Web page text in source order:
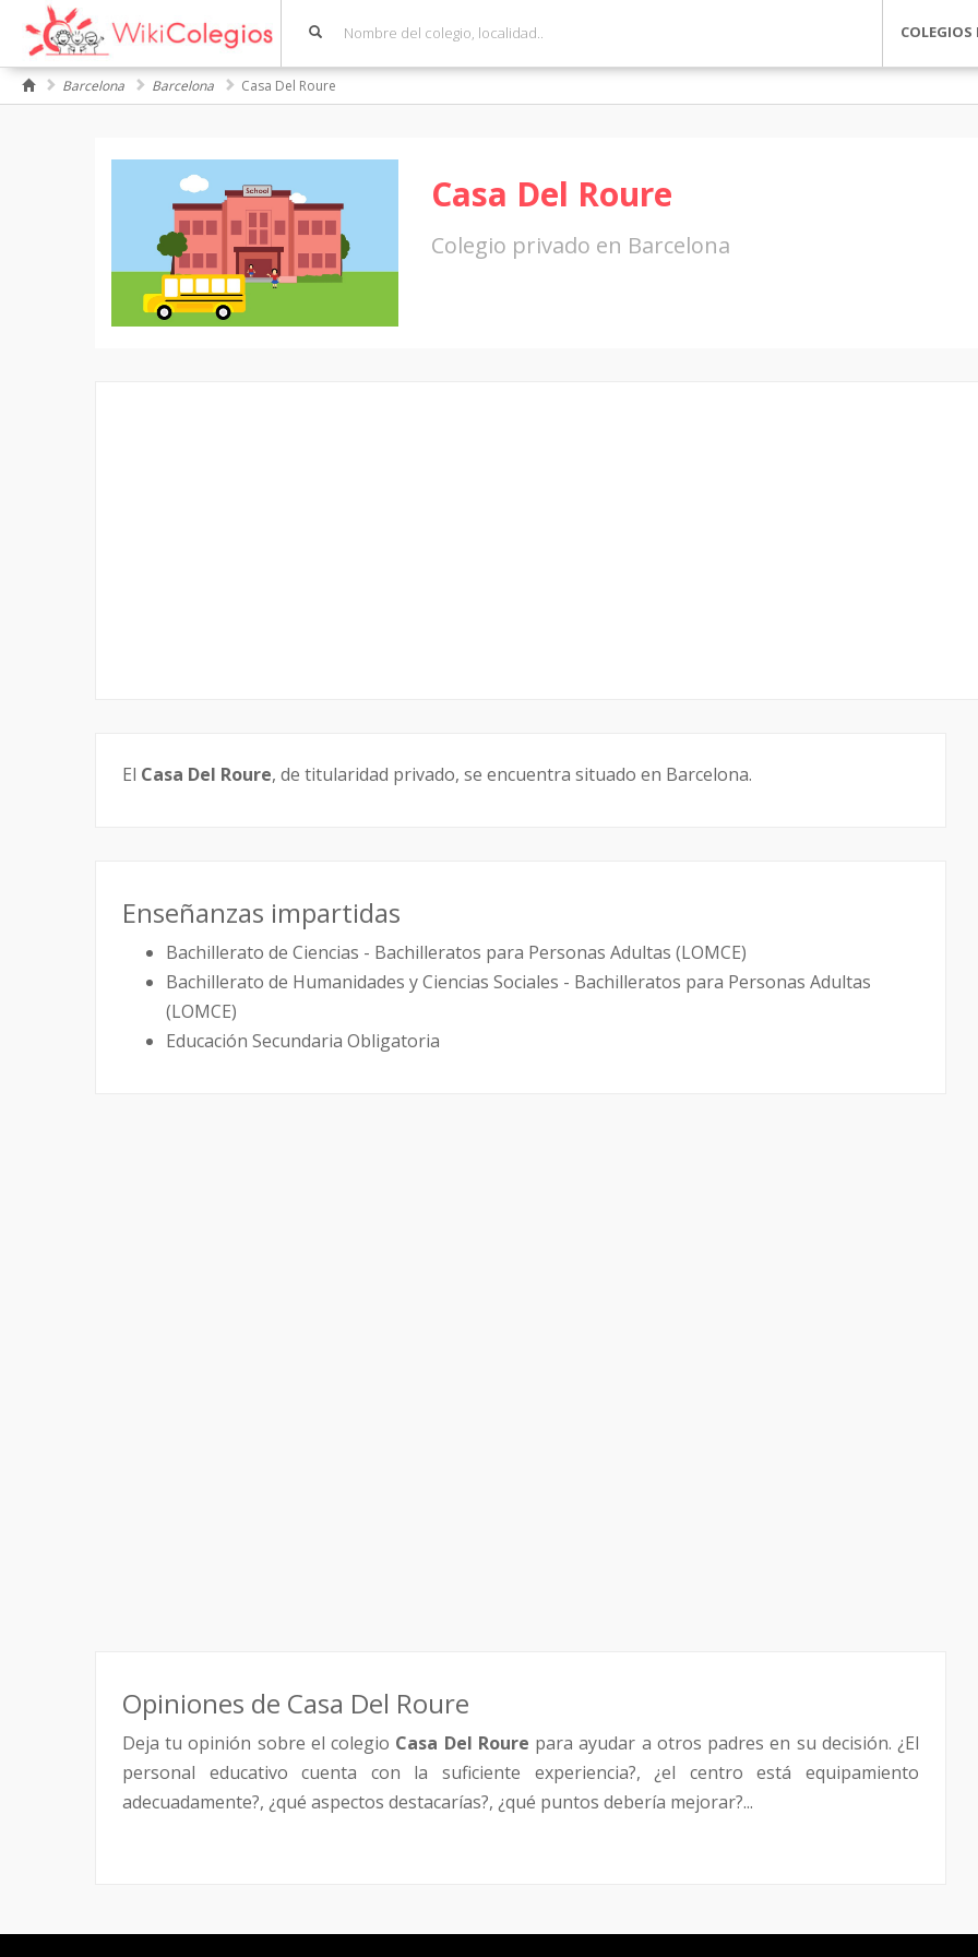
Barcelona Barcelona Casa Del Roure
Casa Del Roure
Colegio privado en Barcelona
El Casa Del Roure, de titularidad privado, se encuentra situado en Barcelona.
Enseñanzas impartidas
Bachillerato de Ciencias - Bachilleratos para Personas Adultas (LOMCE)
Bachillerato de Humanidades y Ciencias Sociales - Bachilleratos para Personas Adultas
(LOMCE)
Educación Secundaria Obligatoria
Opiniones de Casa Del Roure
Deja tu opinión sobre el colegio Casa Del Roure para ayudar a otros padres en su decisión. ¿El
personal educativo cuenta con la suficiente experiencia?, ¿el centro está equipamiento
adecuadamente?, ¿qué aspectos destacarías?, ¿qué puntos debería mejorar?...